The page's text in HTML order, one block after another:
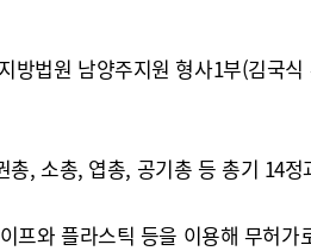
방법원 남양주지원 형사1부(김국
총, 소총, 엽총, 공기총 등 총기 14
프와 플라스틱 등을 이용해 무허